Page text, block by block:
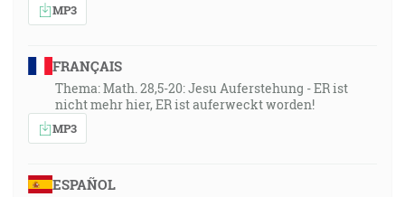
MP3
FRANÇAIS
Thema: Math. 28,5-20: Jesu Auferstehung - ER ist
nicht mehr hier, ER ist auferweckt worden!
MP3
ESPAÑOL